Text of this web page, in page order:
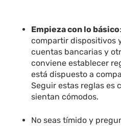
Empieza con lo básico
compartir dispositivos
cuentas bancarias y
conviene establecer
está dispuesto a
Seguir estas reglas es
sientan cómodos.
No seas tímido y